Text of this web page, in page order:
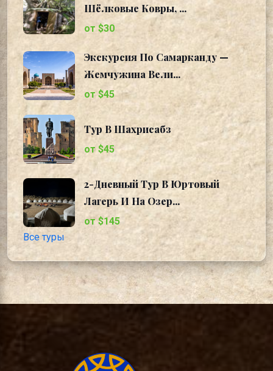
Шёлковые Ковры, ...
от $30
Экскурсия По Самарканду —
Жемчужина Вели...
от $45
Тур В Шахрисабз
от $45
2-Дневный Тур В Юртовый
Лагерь И На Озер...
от $145
Все туры